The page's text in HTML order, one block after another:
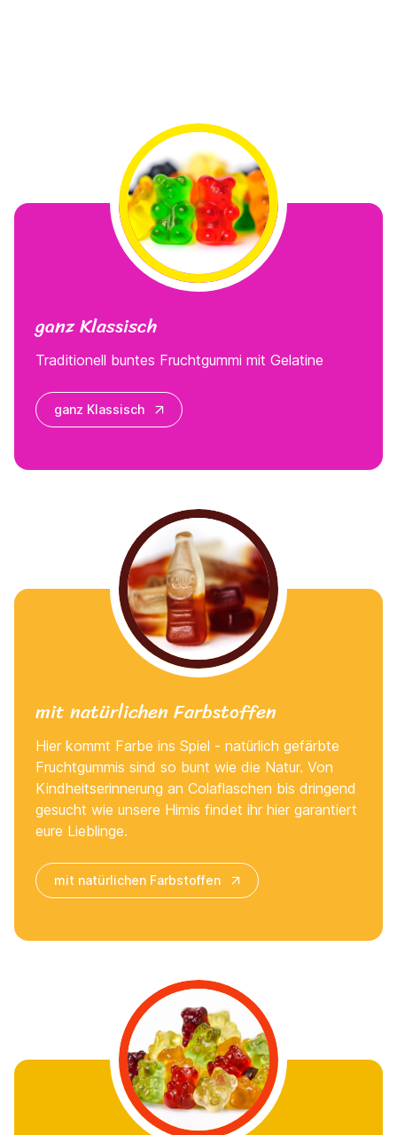
ganz Klassisch
Traditionell buntes Fruchtgummi mit Gelatine
ganz Klassisch
mit natürlichen Farbstoffen
Hier kommt Farbe ins Spiel - natürlich gefärbte
Fruchtgummis sind so bunt wie die Natur. Von
Kindheitserinnerung an Colaflaschen bis dringend
gesucht wie unsere Hirnis findet ihr hier garantiert
eure Lieblinge.
mit natürlichen Farbstoffen